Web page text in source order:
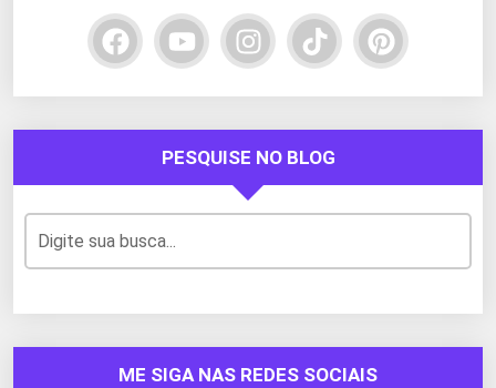
PESQUISE NO BLOG
ME SIGA NAS REDES SOCIAIS